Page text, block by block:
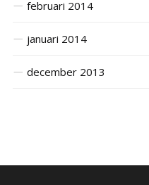
februari 2014
januari 2014
december 2013